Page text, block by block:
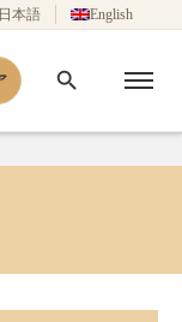
日本語 English